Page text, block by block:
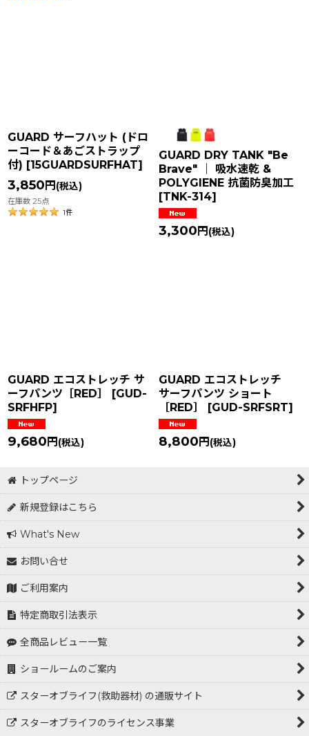
GUARD サーフハット (ドロ
ーコード＆あごストラップ
付) [15GUARDSURFHAT]
3,850 円 (税込)
在庫数 25点
1件
GUARD DRY TANK "Be
Brave" ｜ 吸水速乾 &
POLYGIENE 抗菌防臭加工
[TNK-314]
3,300 円 (税込)
GUARD エコストレッチ サ
ーフパンツ［RED］
[GUD-
SRFHFP]
9,680 円 (税込)
GUARD エコストレッチ
サーフパンツ ショート
［RED］
[GUD-SRFSRT]
8,800 円 (税込)
トップページ
新規登録はこちら
What's New
お問い合せ
ご利用案内
特定商取引法表示
全商品レビュー一覧
ショールームのご案内
スターオブライフ(救助器材) の通販サイト
スターオブライフのライセンス事業